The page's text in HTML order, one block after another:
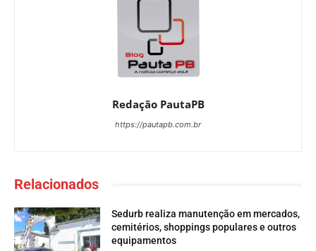
Redação PautaPB
https://pautapb.com.br
Relacionados
Sedurb realiza manutenção em mercados,
cemitérios, shoppings populares e outros
equipamentos